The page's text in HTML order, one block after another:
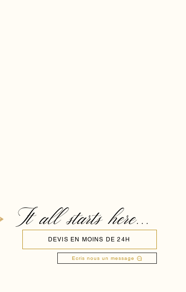
It all starts here...
Ecris nous un message
DEVIS EN MOINS DE 24H